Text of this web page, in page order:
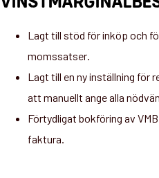
Lagt till stöd för inköp och
momssatser.
Lagt till en ny inställning för
att manuellt ange alla
Förtydligat bokföring av
faktura.